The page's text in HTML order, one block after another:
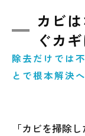
カビ
ぐカ
除去だけでは
とで根本解決
「カビを掃除